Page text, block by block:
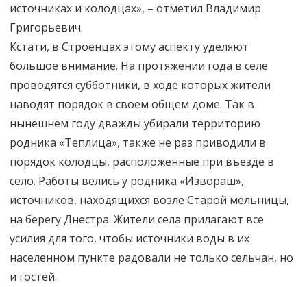
источниках и колодцах», – отметил Владимир
Григорьевич.
Кстати, в Строенцах этому аспекту уделяют
большое внимание. На протяжении года в селе
проводятся субботники, в ходе которых жители
наводят порядок в своем общем доме. Так в
нынешнем году дважды убирали территорию
родника «Теплица», также не раз приводили в
порядок колодцы, расположенные при въезде в
село. Работы велись у родника «Извораш»,
источников, находящихся возле Старой мельницы,
на берегу Днестра. Жители села прилагают все
усилия для того, чтобы источники воды в их
населенном пункте радовали не только сельчан, но
и гостей.